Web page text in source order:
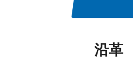
沿革